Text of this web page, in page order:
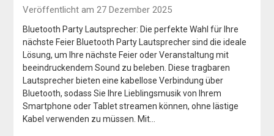
Veröffentlicht am 27 Dezember 2025
Bluetooth Party Lautsprecher: Die perfekte Wahl für Ihre
nächste Feier Bluetooth Party Lautsprecher sind die ideale
Lösung, um Ihre nächste Feier oder Veranstaltung mit
beeindruckendem Sound zu beleben. Diese tragbaren
Lautsprecher bieten eine kabellose Verbindung über
Bluetooth, sodass Sie Ihre Lieblingsmusik von Ihrem
Smartphone oder Tablet streamen können, ohne lästige
Kabel verwenden zu müssen. Mit…